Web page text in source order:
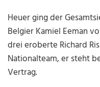
Heuer ging der
Belgier Kamiel Eeman
drei eroberte Richard
Nationalteam, er steht
Vertrag.